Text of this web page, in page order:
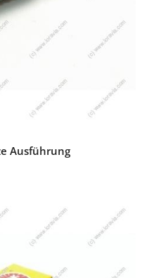
Ausführung